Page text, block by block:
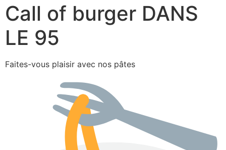
Call of burger DANS
LE 95
Faites-vous plaisir avec nos pâtes